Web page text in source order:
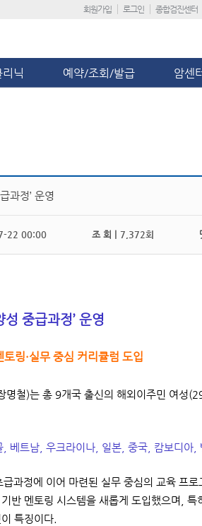
회원가입 로그인 종합검진센터
닉 예약/조회/발급 암센
과정’ 운영
22 00:00 조 회 | 7,372회
중급과정’ 운영
링·실무 중심 커리큘럼 도입
철)는 총 9개국 출신의 해외이주민 여성
베트남, 우크라이나, 일본, 중국, 캄보디아,
과정에 이어 마련된 실무 중심의 교육 프
반 멘토링 시스템을 새롭게 도입했으며,
특징이다.